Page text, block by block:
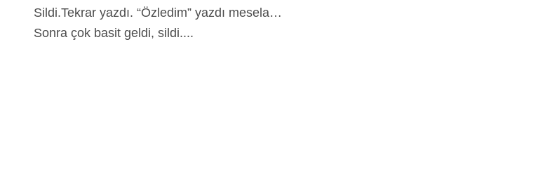
Sildi.Tekrar yazdı. “Özledim” yazdı mesela…
Sonra çok basit geldi, sildi....